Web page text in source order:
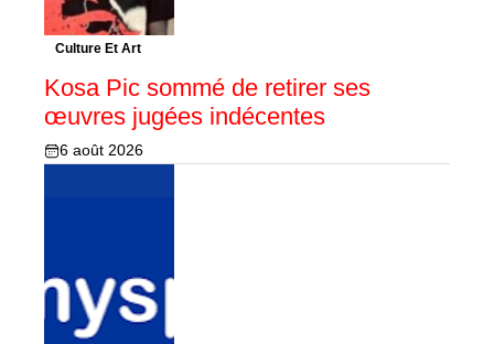
Culture Et Art
Kosa Pic sommé de retirer ses
œuvres jugées indécentes
6 août 2026